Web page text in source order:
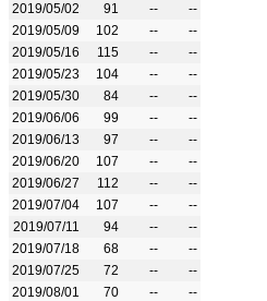
2019/05/02
91 --
--
2019/05/09
102 --
--
2019/05/16
115 --
--
2019/05/23
104 --
--
2019/05/30
84 --
--
2019/06/06
99 --
--
2019/06/13
97 --
--
2019/06/20
107 --
--
2019/06/27
112 --
--
2019/07/04
107 --
--
2019/07/11
94 --
--
2019/07/18
68 --
--
2019/07/25
72 --
--
2019/08/01
70 --
--